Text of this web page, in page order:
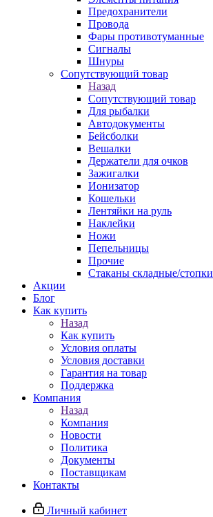
Предохранители
Провода
Фары противотуманные
Сигналы
Шнуры
Сопутствующий товар
Назад
Сопутствующий товар
Для рыбалки
Автодокументы
Бейсболки
Вешалки
Держатели для очков
Зажигалки
Ионизатор
Кошельки
Лентяйки на руль
Наклейки
Ножи
Пепельницы
Прочие
Стаканы складные/стопки
Акции
Блог
Как купить
Назад
Как купить
Условия оплаты
Условия доставки
Гарантия на товар
Поддержка
Компания
Назад
Компания
Новости
Политика
Документы
Поставщикам
Контакты
Личный кабинет